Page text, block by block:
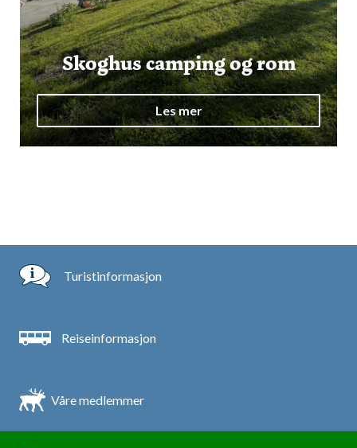
Skoghus camping og rom
Les mer
Turistinformasjon
Reiseinformasjon
Våre medlemmer